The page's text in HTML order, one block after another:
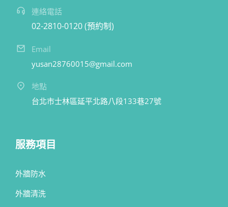
連絡電話
02-2810-0120 (預約制)
Email
yusan28760015@gmail.com
地點
台北市士林區延平北路八段133巷27號
服務項目
外牆防水
外牆清洗